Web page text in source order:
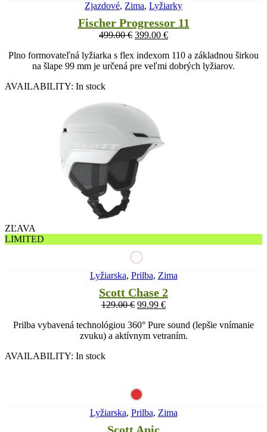
Zjazdové, Zima, Lyžiarky
Fischer Progressor 11
499.00€ 399.00 €
Plno formovateľná lyžiarka s flex indexom 110 a základnou širkou
na šlape 99 mm je určená pre veľmi dobrých lyžiarov.
AVAILABILITY: In stock
ZĽAVA
LIMITED
Lyžiarska, Prilba, Zima
Scott Chase 2
129.00€ 99.99 €
Prilba vybavená technológiou 360° Pure sound (lepšie vnímanie
zvuku) a aktívnym vetraním.
AVAILABILITY: In stock
Lyžiarska, Prilba, Zima